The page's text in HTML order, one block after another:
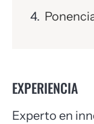
EXPERIENCIA
Experto en